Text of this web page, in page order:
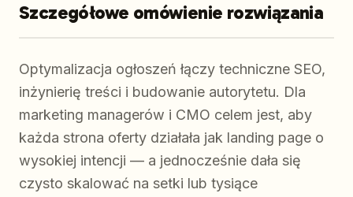
Szczegółowe omówienie rozwiązania
Optymalizacja ogłoszeń łączy techniczne SEO,
inżynierię treści i budowanie autorytetu. Dla
marketing managerów i CMO celem jest, aby
każda strona oferty działała jak landing page o
wysokiej intencji — a jednocześnie dała się
czysto skalować na setki lub tysiące